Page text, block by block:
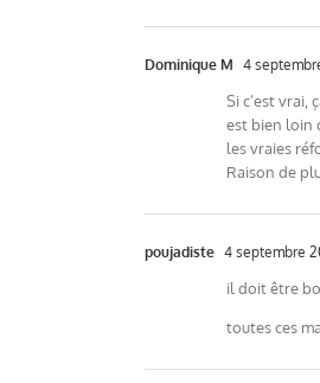
Dominique M 4
Si c’est vrai,
est bien loin
les vraies
Raison de
poujadiste 4 septembre
il doit être
toutes ces